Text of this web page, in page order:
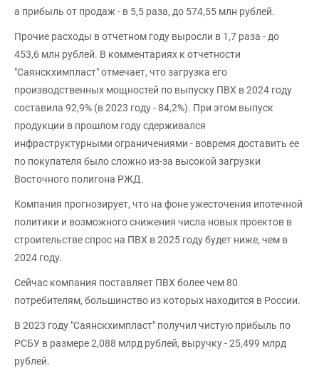
а прибыль от продаж - в 5,5 раза, до 574,55 млн рублей.
Прочие расходы в отчетном году выросли в 1,7 раза - до
453,6 млн рублей. В комментариях к отчетности
"Саянскхимпласт" отмечает, что загрузка его
производственных мощностей по выпуску ПВХ в 2024 году
составила 92,9% (в 2023 году - 84,2%). При этом выпуск
продукции в прошлом году сдерживался
инфраструктурными ограничениями - вовремя доставить ее
по покупателя было сложно из-за высокой загрузки
Восточного полигона РЖД.
Компания прогнозирует, что на фоне ужесточения ипотечной
политики и возможного снижения числа новых проектов в
строительстве спрос на ПВХ в 2025 году будет ниже, чем в
2024 году.
Сейчас компания поставляет ПВХ более чем 80
потребителям, большинство из которых находится в России.
В 2023 году "Саянскхимпласт" получил чистую прибыль по
РСБУ в размере 2,088 млрд рублей, выручку - 25,499 млрд
рублей.